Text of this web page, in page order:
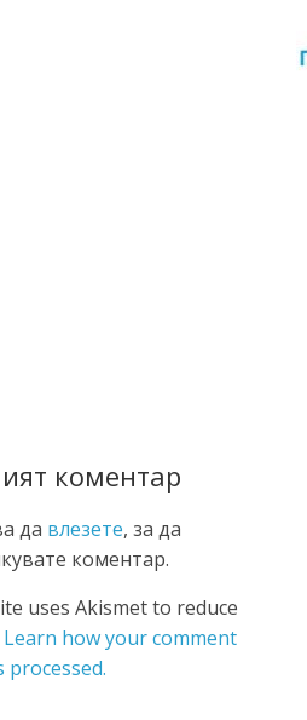
коментар
да влезете, за да
коментар.
uses Akismet to reduce
Learn how your comment
processed.